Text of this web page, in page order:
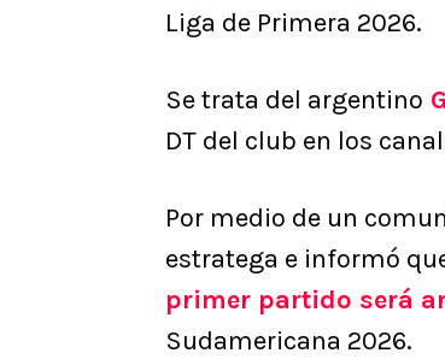
Liga de Primera 2026.
Se trata del argentino
DT del club en los
Por medio de un
estratega e informó
primer partido será
Sudamericana 2026.